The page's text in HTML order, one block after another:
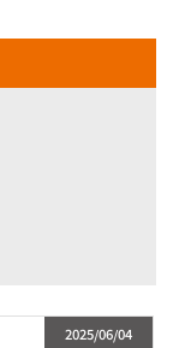
2025/06/04